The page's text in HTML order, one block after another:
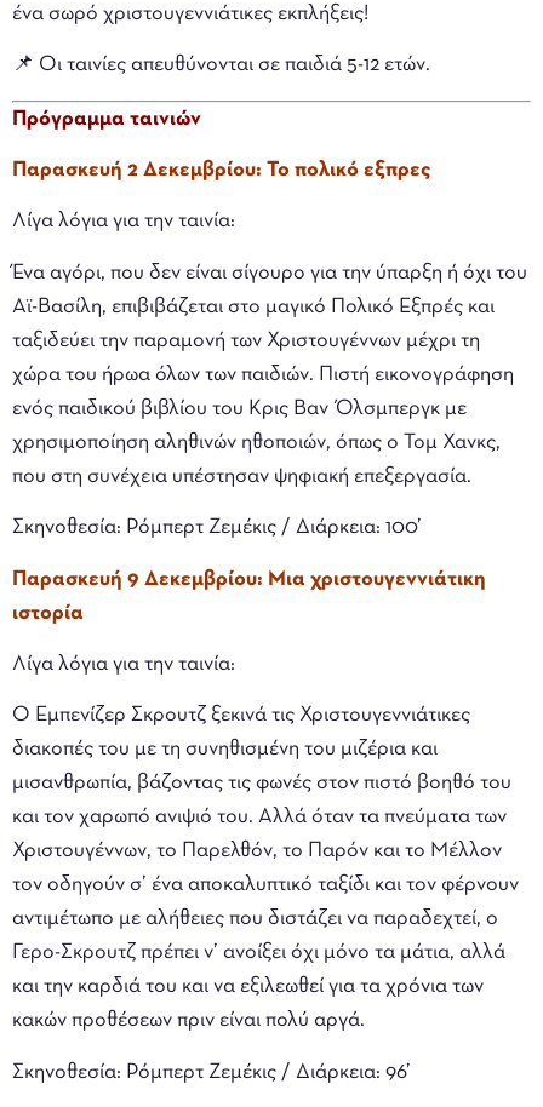
ένα σωρό χριστουγεννιάτικες εκπλήξεις!
📌 Οι ταινίες απευθύνονται σε παιδιά 5-12 ετών.
Πρόγραμμα ταινιών
Παρασκευή 2 Δεκεμβρίου: Το πολικό εξπρες
Λίγα λόγια για την ταινία:
Ένα αγόρι, που δεν είναι σίγουρο για την ύπαρξη ή όχι του
Αϊ-Βασίλη, επιβιβάζεται στο μαγικό Πολικό Εξπρές και
ταξιδεύει την παραμονή των Χριστουγέννων μέχρι τη
χώρα του ήρωα όλων των παιδιών. Πιστή εικονογράφηση
ενός παιδικού βιβλίου του Κρις Βαν Όλσμπεργκ με
χρησιμοποίηση αληθινών ηθοποιών, όπως ο Τομ Χανκς,
που στη συνέχεια υπέστησαν ψηφιακή επεξεργασία.
Σκηνοθεσία: Ρόμπερτ Ζεμέκις / Διάρκεια: 100’
Παρασκευή 9 Δεκεμβρίου: Μια χριστουγεννιάτικη
ιστορία
Λίγα λόγια για την ταινία:
Ο Εμπενίζερ Σκρουτζ ξεκινά τις Χριστουγεννιάτικες
διακοπές του με τη συνηθισμένη του μιζέρια και
μισανθρωπία, βάζοντας τις φωνές στον πιστό βοηθό του
και τον χαρωπό ανιψιό του. Αλλά όταν τα πνεύματα των
Χριστουγέννων, το Παρελθόν, το Παρόν και το Μέλλον
τον οδηγούν σ’ ένα αποκαλυπτικό ταξίδι και τον φέρνουν
αντιμέτωπο με αλήθειες που διστάζει να παραδεχτεί, ο
Γερο-Σκρουτζ πρέπει ν’ ανοίξει όχι μόνο τα μάτια, αλλά
και την καρδιά του και να εξιλεωθεί για τα χρόνια των
κακών προθέσεων πριν είναι πολύ αργά.
Σκηνοθεσία: Ρόμπερτ Ζεμέκις / Διάρκεια: 96’